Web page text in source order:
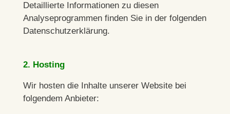
Detaillierte Informationen zu diesen
Analyseprogrammen finden Sie in der folgenden
Datenschutzerklärung.
2. Hosting
Wir hosten die Inhalte unserer Website bei
folgendem Anbieter: